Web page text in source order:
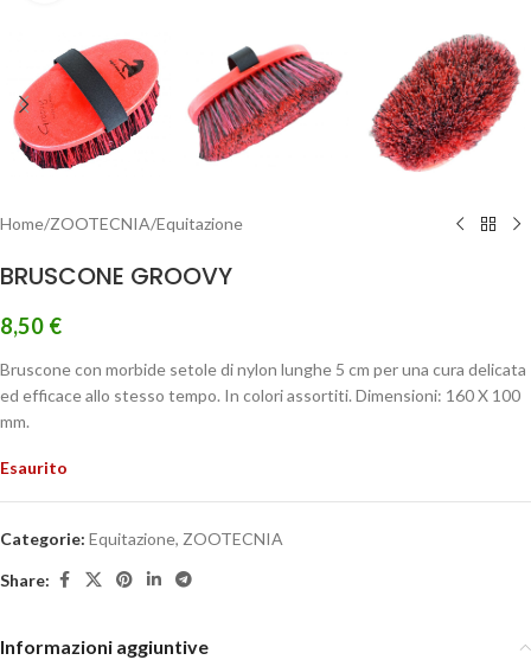
Home/ZOOTECNIA/Equitazione
BRUSCONE GROOVY
8,50 €
Bruscone con morbide setole di nylon lunghe 5 cm per una cura delicata
ed efficace allo stesso tempo. In colori assortiti. Dimensioni: 160 X 100
mm.
Esaurito
Categorie: Equitazione, ZOOTECNIA
Share:
Informazioni aggiuntive